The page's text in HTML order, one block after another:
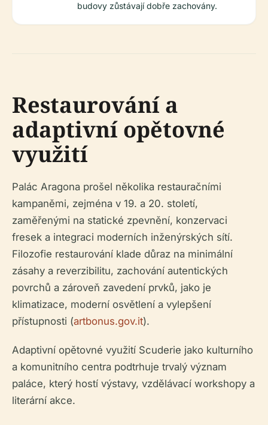
budovy zůstávají dobře zachovány.
Restaurování a
adaptivní opětovné
využití
Palác Aragona prošel několika restauračními
kampaněmi, zejména v 19. a 20. století,
zaměřenými na statické zpevnění, konzervaci
fresek a integraci moderních inženýrských sítí.
Filozofie restaurování klade důraz na minimální
zásahy a reverzibilitu, zachování autentických
povrchů a zároveň zavedení prvků, jako je
klimatizace, moderní osvětlení a vylepšení
přístupnosti (artbonus.gov.it).
Adaptivní opětovné využití Scuderie jako kulturního
a komunitního centra podtrhuje trvalý význam
paláce, který hostí výstavy, vzdělávací workshopy a
literární akce.